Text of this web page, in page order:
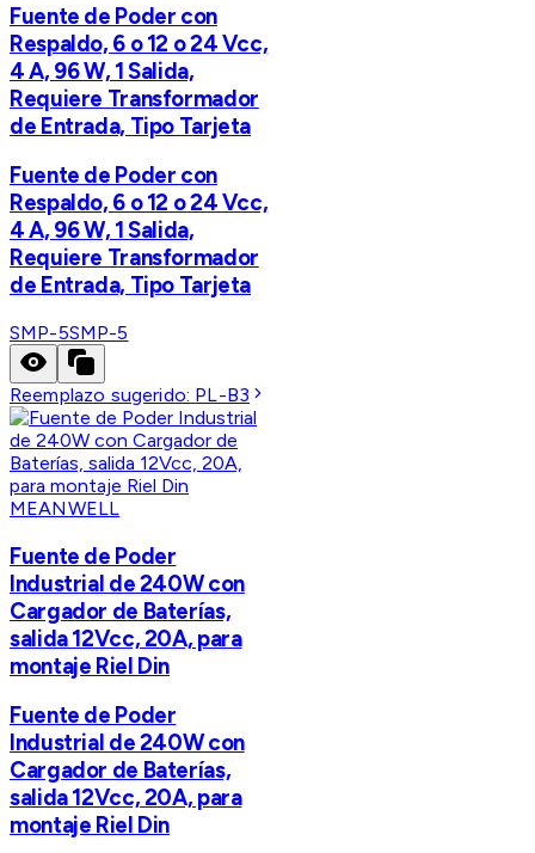
Fuente de Poder con
Respaldo, 6 o 12 o 24 Vcc,
4 A, 96 W, 1 Salida,
Requiere Transformador
de Entrada, Tipo Tarjeta
Fuente de Poder con
Respaldo, 6 o 12 o 24 Vcc,
4 A, 96 W, 1 Salida,
Requiere Transformador
de Entrada, Tipo Tarjeta
SMP-5SMP-5
Reemplazo sugerido: PL-B3
MEANWELL
Fuente de Poder
Industrial de 240W con
Cargador de Baterías,
salida 12Vcc, 20A, para
montaje Riel Din
Fuente de Poder
Industrial de 240W con
Cargador de Baterías,
salida 12Vcc, 20A, para
montaje Riel Din